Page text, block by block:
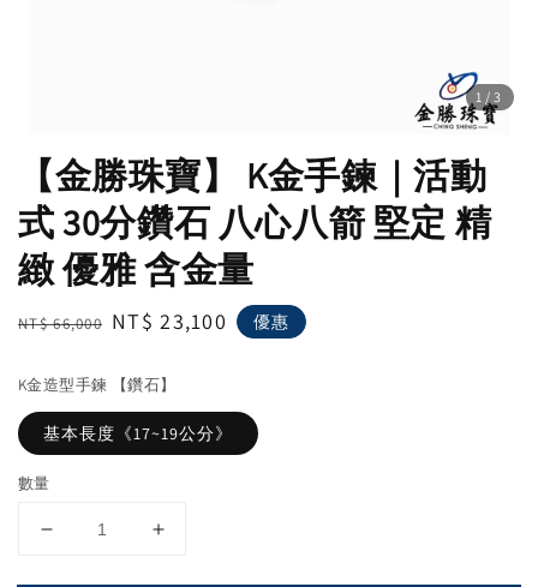
1 /3
【金勝珠寶】 K金手鍊｜活動
式 30分鑽石 八心八箭 堅定 精
緻 優雅 含金量
Regular
NT$ 66,000 Sale
NT$ 23,100 優惠
K金造型手鍊 【鑽石】
基本長度《17~19公分》
數量